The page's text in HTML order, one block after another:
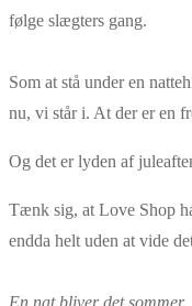
følge slægters gang.
Som at stå under en
nu, vi står i. At der er en
Og det er lyden af
Tænk sig, at Love Shop
endda helt uden at vide
En nat bliver det sommer